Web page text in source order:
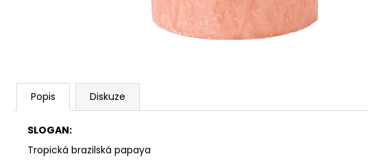
Popis Diskuze
SLOGAN:
Tropická brazilská papaya